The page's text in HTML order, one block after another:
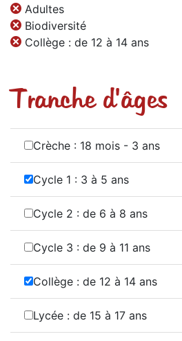
Adultes
Biodiversité
Collège : de 12 à 14 ans
Tranche d'âges
Crèche : 18 mois - 3 ans
Cycle 1 : 3 à 5 ans
Cycle 2 : de 6 à 8 ans
Cycle 3 : de 9 à 11 ans
Collège : de 12 à 14 ans
Lycée : de 15 à 17 ans